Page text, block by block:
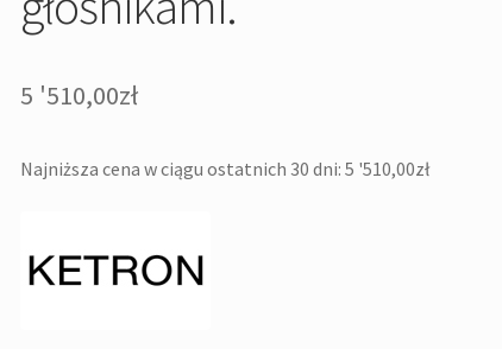
5 '510,00zł
Najniższa cena w ciągu ostatnich 30 dni:5 '510,00zł